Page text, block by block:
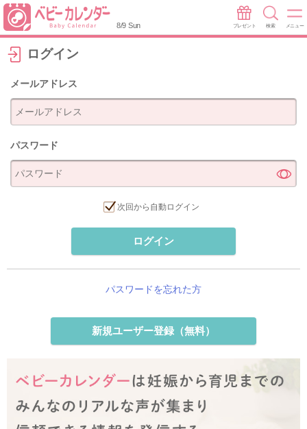
8/9 Sun プレゼント 検索 メニュー
ログイン
メールアドレス
パスワード
次回から自動ログイン
ログイン
パスワードを忘れた方
新規ユーザー登録（無料）